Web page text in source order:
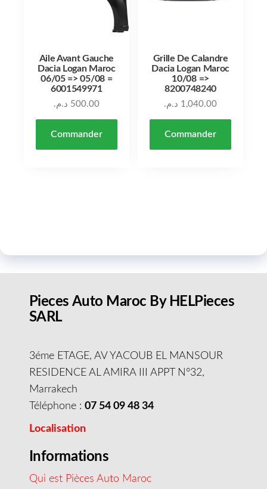
Aile Avant Gauche
Dacia Logan Maroc
06/05 => 05/08 =
6001549971
500.00 د.م.
Commander
Grille De Calandre
Dacia Logan Maroc
10/08 =>
8200748240
1,040.00 د.م.
Commander
Pieces Auto Maroc By HELPieces
SARL
3éme ETAGE, AV YACOUB EL MANSOUR
RESIDENCE AL AMIRA III APPT N°32,
Marrakech
Téléphone : 07 54 09 48 34
Localisation
Informations
Qui est Pièces Auto Maroc